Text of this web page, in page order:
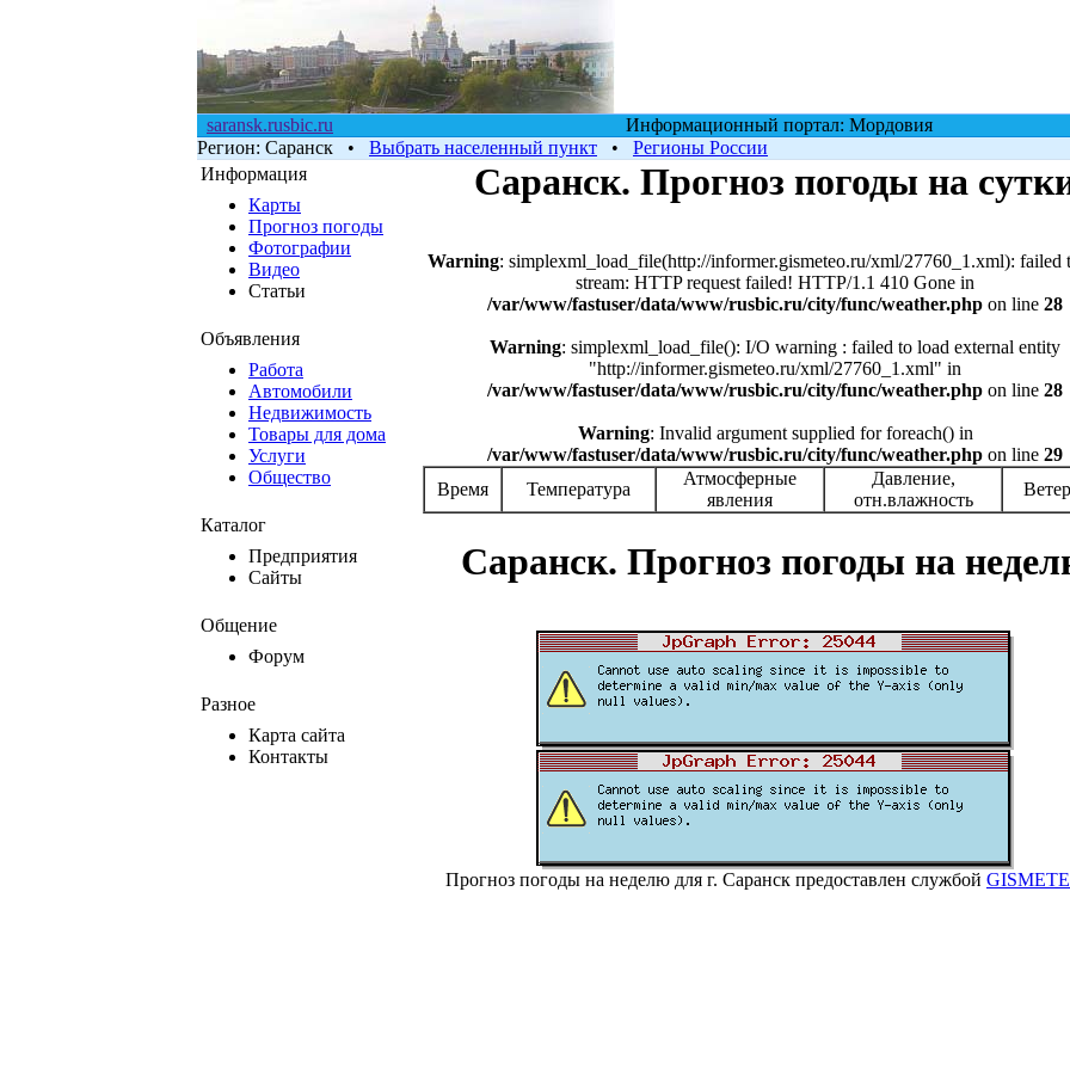
saransk.rusbic.ru
Информационный портал: Мордовия
Регион: Саранск • Выбрать населенный пункт • Регионы России
Информация
Карты
Прогноз погоды
Фотографии
Видео
Статьи
Объявления
Работа
Автомобили
Недвижимость
Товары для дома
Услуги
Общество
Каталог
Предприятия
Сайты
Общение
Форум
Разное
Карта сайта
Контакты
Саранск. Прогноз погоды на
Warning: simplexml_load_file(http://informer.gismeteo.ru/xml/27760_1.xml): failed
stream: HTTP request failed! HTTP/1.1 410 Gone in
/var/www/fastuser/data/www/rusbic.ru/city/func/weather.php on line 28
Warning: simplexml_load_file(): I/O warning : failed to load external entity
"http://informer.gismeteo.ru/xml/27760_1.xml" in
/var/www/fastuser/data/www/rusbic.ru/city/func/weather.php on line 28
Warning: Invalid argument supplied for foreach() in
/var/www/fastuser/data/www/rusbic.ru/city/func/weather.php on line 29
Время
Температура
Атмосферные
явления
Давление,
отн.влажность
Саранск. Прогноз погоды на
Прогноз погоды на неделю для г. Саранск предоставлен службой